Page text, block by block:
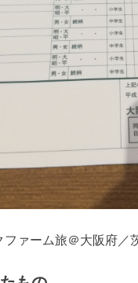
ァーム旅＠大阪府／